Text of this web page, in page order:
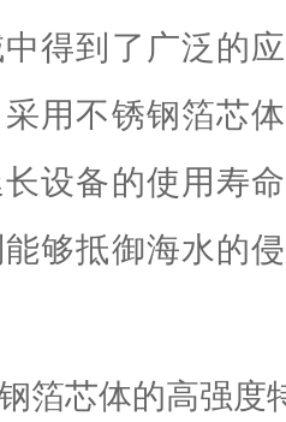
得到了广泛的
用不锈钢箔芯
设备的使用寿
够抵御海水的
箔芯体的高强度